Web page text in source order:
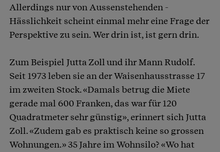
Allerdings nur von Aussenstehenden -
Hässlichkeit scheint einmal mehr eine Frage der
Perspektive zu sein. Wer drin ist, ist gern drin.
Zum Beispiel Jutta Zoll und ihr Mann Rudolf.
Seit 1973 leben sie an der Waisenhausstrasse 17
im zweiten Stock. «Damals betrug die Miete
gerade mal 600 Franken, das war für 120
Quadratmeter sehr günstig», erinnert sich Jutta
Zoll. «Zudem gab es praktisch keine so grossen
Wohnungen.» 35 Jahre im Wohnsilo? «Wo hat